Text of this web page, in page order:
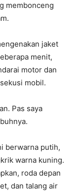
membonceng
jaket
menit,
motor dan
mobil.
Pas saya
berwarna putih,
warna kuning.
roda depan
dan talang air